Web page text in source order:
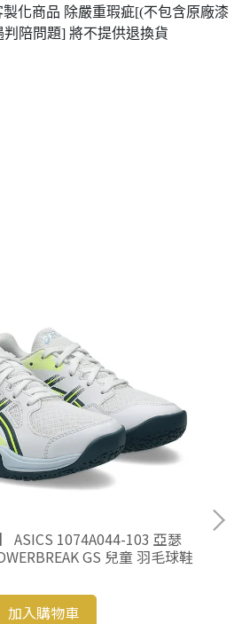
化商品 除嚴重瑕疵[(不包含原廠漆
陪問題] 將不提供退換貨
1074A044-103 亞瑟
GS 兒童 羽毛球鞋
加入購物車